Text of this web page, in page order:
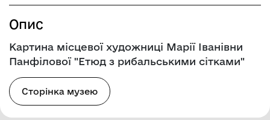
Опис
Картина місцевої художниці Марії Іванівни
Панфілової "Етюд з рибальськими сітками"
Сторінка музею